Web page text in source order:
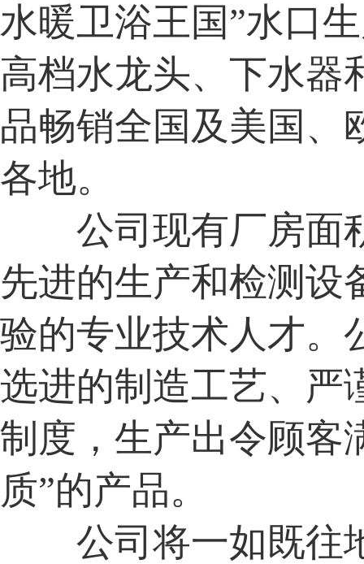
水暖卫浴王国”水口
高档水龙头、下水器
品畅销全国及美国、
各地。
公司现有厂房面
先进的生产和检测设
验的专业技术人才。
选进的制造工艺、严
制度，生产出令顾客
质”的产品。
公司将一如既往